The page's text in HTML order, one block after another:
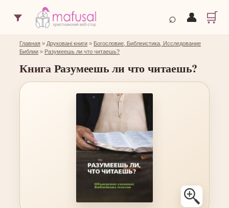
⌕ 👤 🛒
Главная » Друковані книги » Богословие, Библеистика, Исследование
Библии » Разумеешь ли что читаешь?
КнигаРазумеешь ли что читаешь?